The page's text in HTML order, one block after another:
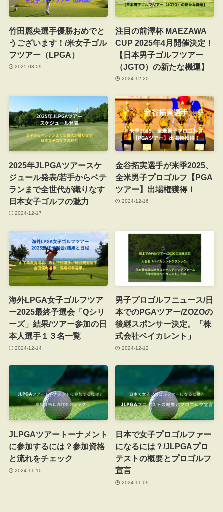
竹田麗央選手優勝おめでと
うございます！/米女子ゴル
フツアー（LPGA）
2025-03-09
注目の前澤杯 MAEZAWA
CUP 2025年4月開催決定！
【日本男子ゴルフツアー
（JGTO）の新たな機運】
2024-12-20
2025年JLPGAツアースケ
ジュール発表/若手からベテ
ランまで全世代が織りなす
日本女子ゴルフの魅力
2024-12-17
金谷拓実選手が来季2025、
全米男子プロゴルフ【PGA
ツアー】出場権獲得！
2024-12-16
海外LPGA女子ゴルフツア
ー2025最終予選会「Qシリ
ーズ」結果/ツアー参加の日
本人選手１３名一覧
2024-12-14
男子プロゴルフニュース/日
本でのPGAツアー/ZOZOの
後継スポンサー決定。「株
式会社ベイカレント」
2024-12-12
JLPGAツアートーナメント
に参加するには？参加資格
と流れをチェック
2024-11-10
日本で女子プロゴルファー
になるには？/JLPGAプロ
テストの概要とプロゴルフ
宣言
2024-11-09